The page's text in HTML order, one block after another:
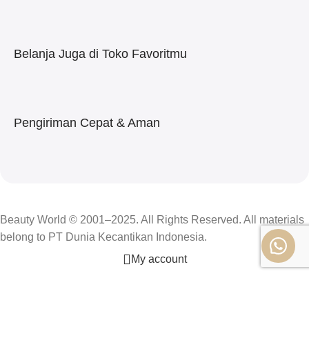
Belanja Juga di Toko Favoritmu
Pengiriman Cepat & Aman
Beauty World © 2001–2025. All Rights Reserved. All materials
belong to PT Dunia Kecantikan Indonesia.
My account